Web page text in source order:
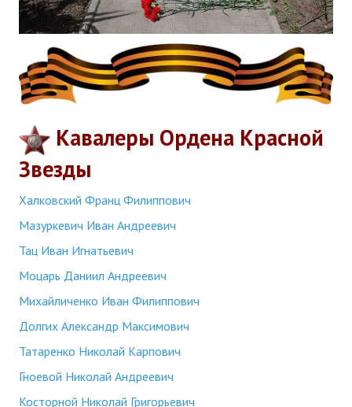
Кавалеры Ордена Красной
Звезды
Халковский Франц Филиппович
Мазуркевич Иван Андреевич
Тац Иван Игнатьевич
Моцарь Даниил Андреевич
Михайличенко Иван Филиппович
Долгих Александр Максимович
Татаренко Николай Карпович
Гноевой Николай Андреевич
Косторной Николай Григорьевич